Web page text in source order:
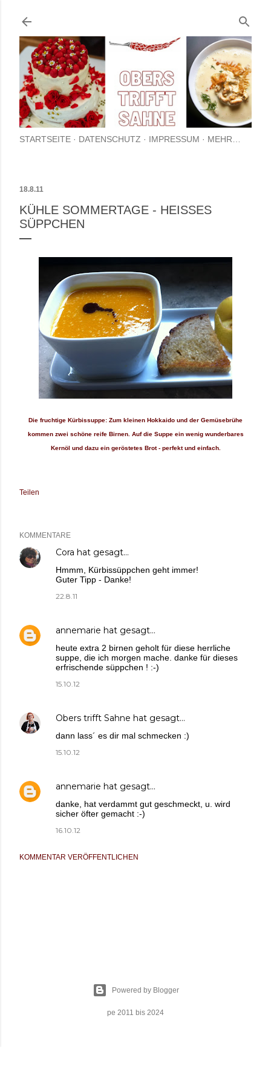
STARTSEITE DATENSCHUTZ IMPRESSUM MEHR…
18.8.11
KÜHLE SOMMERTAGE - HEISSES S
ÜPPCHEN
Die fruchtige Kürbissuppe: Zum kleinen Hokkaido und der Gemüsebrühe
kommen zwei schöne reife Birnen. Auf die Suppe ein wenig wunderbares
Kernöl und dazu ein geröstetes Brot - perfekt und einfach.
Teilen
KOMMENTARE
Cora hat gesagt…
Hmmm, Kürbissüppchen geht immer!
Guter Tipp - Danke!
22.8.11
annemarie hat gesagt…
heute extra 2 birnen geholt für diese herrliche
suppe, die ich morgen mache. danke für dieses
erfrischende süppchen ! :-)
15.10.12
Obers trifft Sahne hat gesagt…
dann lass´ es dir mal schmecken :)
15.10.12
annemarie hat gesagt…
danke, hat verdammt gut geschmeckt, u. wird
sicher öfter gemacht :-)
16.10.12
KOMMENTAR VERÖFFENTLICHEN
Powered by Blogger
pe 2011 bis 2024